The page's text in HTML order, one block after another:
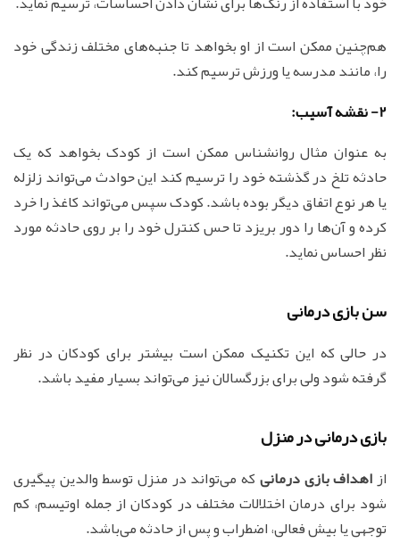
هم‌چنین ممکن است از او بخواهد تا جنبه‌های مختلف زندگی خود
را، مانند مدرسه یا ورزش ترسیم کند.
2- نقشه آسیب:
به عنوان مثال روانشناس ممکن است از کودک بخواهد که یک
حادثه تلخ در گذشته خود را ترسیم کند این حوادث می‌تواند زلزله
یا هر نوع اتفاق دیگر بوده باشد. کودک سپس می‌تواند کاغذ را خرد
کرده و آن‌ها را دور بریزد تا حس کنترل خود را بر روی حادثه مورد
نظر احساس نماید.
سن بازی درمانی
در حالی که این تکنیک ممکن است بیشتر برای کودکان در نظر
گرفته شود ولی برای بزرگسالان نیز می‌تواند بسیار مفید باشد.
بازی درمانی در منزل
ازاهداف بازی درمانیکه می‌تواند در منزل توسط والدین پیگیری
شود برای درمان اختلالات مختلف در کودکان از جمله اوتیسم، کم
توجهی یا بیش فعالی، اضطراب و پس از حادثه می‌باشد.